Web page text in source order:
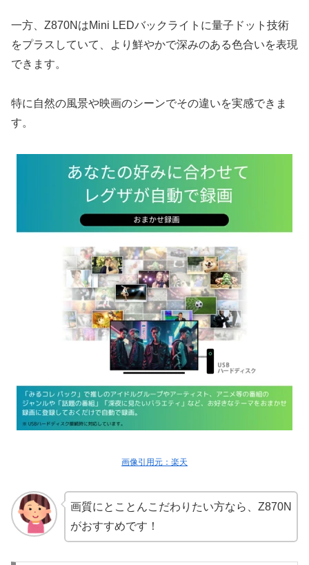
一方、Z870NはMini LEDバックライトに量子ドット技術
をプラスしていて、より鮮やかで深みのある色合いを表現
できます。
特に自然の風景や映画のシーンでその違いを実感できま
す。
画像引用元：楽天
画質にとことんこだわりたい方なら、Z870N
がおすすめです！